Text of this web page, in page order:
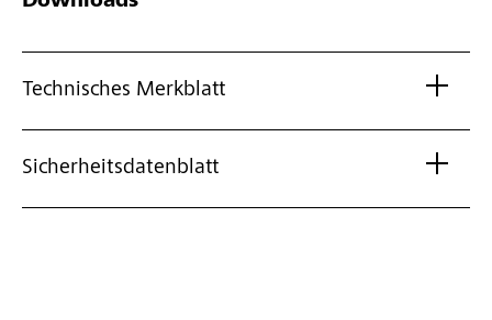
Technisches Merkblatt
Sicherheitsdatenblatt